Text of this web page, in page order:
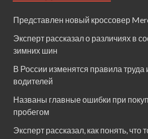
Представлен новый кроссовер
Эксперт рассказал о различиях в
зимних шин
В России изменятся правила труда
водителей
Названы главные ошибки при
пробегом
Эксперт рассказал, как понять, что